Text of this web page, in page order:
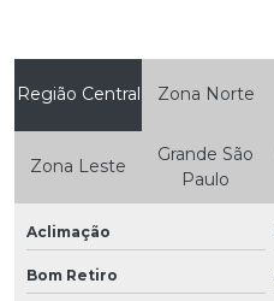
Região Central Zona Norte
Zona Leste
Grande São
Paulo
Aclimação
Bom Retiro